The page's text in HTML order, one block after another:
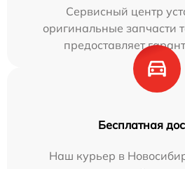
Сервисный центр
оригинальные запчасти
предоставляет
Бесплатная
Наш курьер в